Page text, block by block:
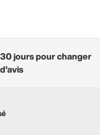
30 jours pour changer
d'avis